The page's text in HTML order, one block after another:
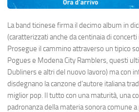
La band ticinese firma il decimo album in
(caratterizzati anche da centinaia di concerti
Prosegue il cammino attraverso un tipico
Pogues e Modena City Ramblers, questi
Dubliners e altri del nuovo lavoro) ma con
disdegnano la canzone d’autore italiana
miglior pop. Il tutto con una maturità, una
padronanza della materia sonora comune